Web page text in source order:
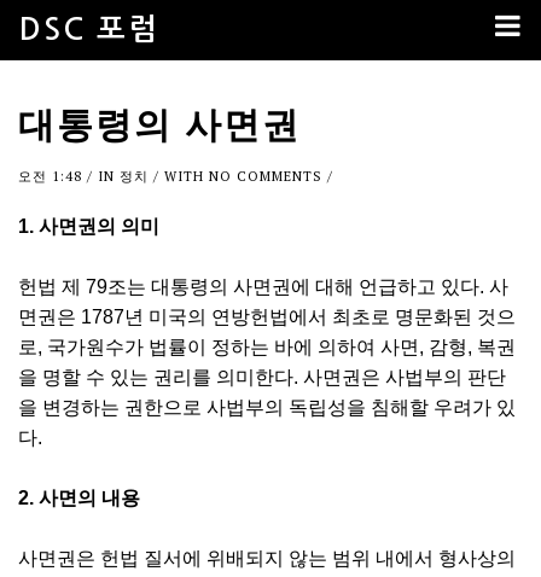
DSC 포럼
대통령의 사면권
오전 1:48 / IN 정치 / WITH NO COMMENTS /
1. 사면권의 의미
헌법 제 79조는 대통령의 사면권에 대해 언급하고 있다. 사
면권은 1787년 미국의 연방헌법에서 최초로 명문화된 것으
로, 국가원수가 법률이 정하는 바에 의하여 사면, 감형, 복권
을 명할 수 있는 권리를 의미한다. 사면권은 사법부의 판단
을 변경하는 권한으로 사법부의 독립성을 침해할 우려가 있
다.
2. 사면의 내용
사면권은 헌법 질서에 위배되지 않는 범위 내에서 형사상의